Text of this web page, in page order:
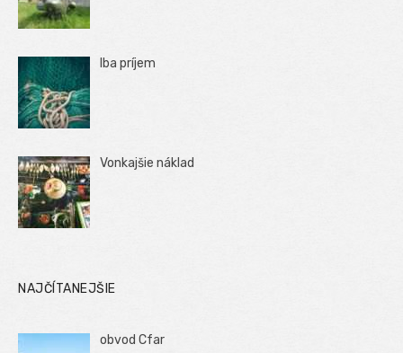
Iba príjem
Vonkajšie náklad
NAJČÍTANEJŠIE
obvod Cfar